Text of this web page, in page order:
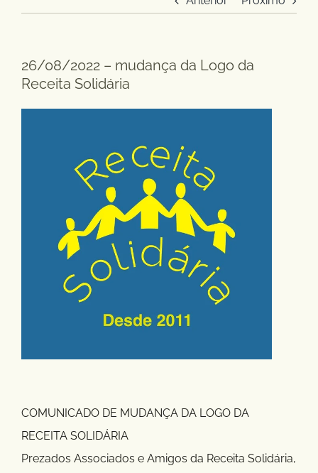
26/08/2022 – mudança da Logo da
Receita Solidária
COMUNICADO DE MUDANÇA DA LOGO DA
RECEITA SOLIDÁRIA
Prezados Associados e Amigos da Receita Solidária,